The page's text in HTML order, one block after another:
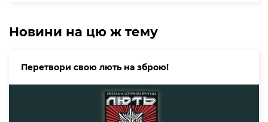
Новини на цю ж тему
Перетвори свою лють на зброю!